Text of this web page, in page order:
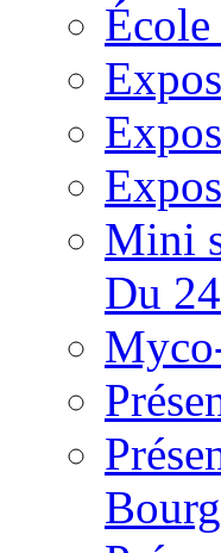
Mini
Du